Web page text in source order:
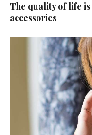
The quality of life
accessories